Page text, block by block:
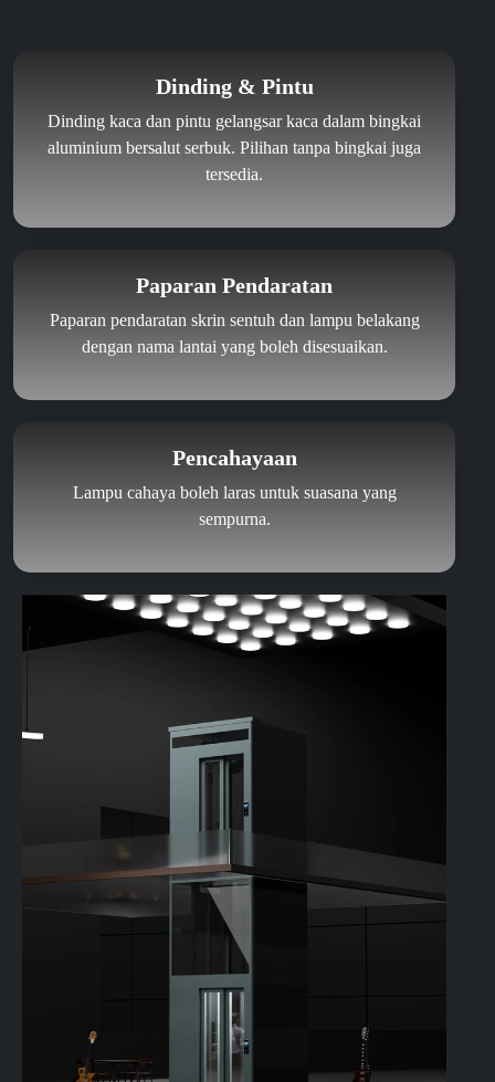
Dinding & Pintu
Dinding kaca dan pintu gelangsar kaca dalam bingkai
aluminium bersalut serbuk. Pilihan tanpa bingkai juga
tersedia.
Paparan Pendaratan
Paparan pendaratan skrin sentuh dan lampu belakang
dengan nama lantai yang boleh disesuaikan.
Pencahayaan
Lampu cahaya boleh laras untuk suasana yang
sempurna.